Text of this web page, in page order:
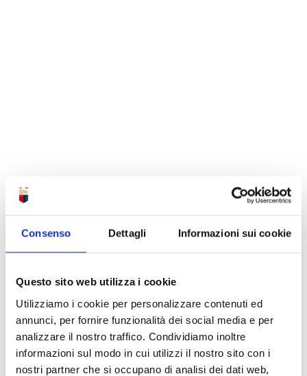
Consenso Dettagli Informazioni sui cookie
Questo sito web utilizza i cookie
Utilizziamo i cookie per personalizzare contenuti ed
annunci, per fornire funzionalità dei social media e per
analizzare il nostro traffico. Condividiamo inoltre
informazioni sul modo in cui utilizzi il nostro sito con i
nostri partner che si occupano di analisi dei dati web,